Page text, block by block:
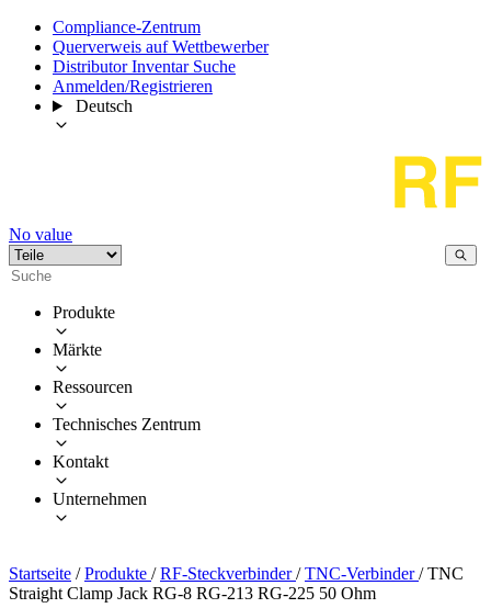
Compliance-Zentrum
Querverweis auf Wettbewerber
Distributor Inventar Suche
Anmelden/Registrieren
Deutsch
No value
Produkte
Märkte
Ressourcen
Technisches Zentrum
Kontakt
Unternehmen
Startseite / Produkte / RF-Steckverbinder/ TNC-Verbinder/ TNC
Straight Clamp Jack RG-8 RG-213 RG-225 50 Ohm